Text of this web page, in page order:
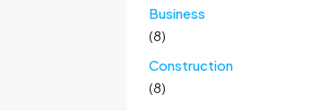
Business
(8)
Construction
(8)